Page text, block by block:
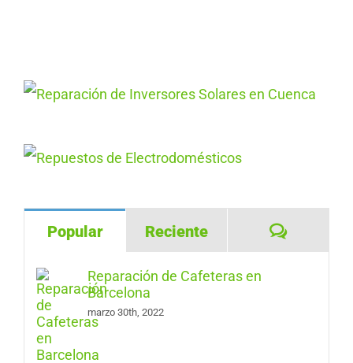
Popular Reciente
Reparación de Cafeteras en
Barcelona
marzo 30th, 2022